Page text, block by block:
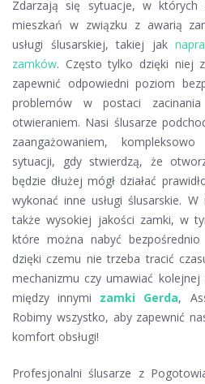
Zdarzają się sytuacje, w których
mieszkań w związku z awarią
usługi ślusarskiej, takiej jak
zamków. Często tylko dzięki niej
zapewnić odpowiedni poziom
problemów w postaci
otwieraniem. Nasi ślusarze
zaangażowaniem,
sytuacji, gdy stwierdzą, że
będzie dłużej mógł działać
wykonać inne usługi ślusarskie.
także wysokiej jakości zamki, w
które można nabyć
dzięki czemu nie trzeba tracić
mechanizmu czy umawiać kolejnej
między innymi zamki Gerda,
Robimy wszystko, aby zapewnić
komfort obsługi!
Profesjonalni ślusarze z